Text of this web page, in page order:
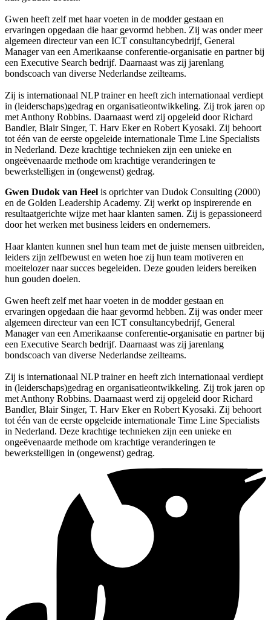
Gwen heeft zelf met haar voeten in de modder gestaan en
ervaringen opgedaan die haar gevormd hebben. Zij was onder meer
algemeen directeur van een ICT consultancybedrijf, General
Manager van een Amerikaanse conferentie-organisatie en partner bij
een Executive Search bedrijf. Daarnaast was zij jarenlang
bondscoach van diverse Nederlandse zeilteams.
Zij is internationaal NLP trainer en heeft zich internationaal verdiept
in (leiderschaps)gedrag en organisatieontwikkeling. Zij trok jaren op
met Anthony Robbins. Daarnaast werd zij opgeleid door Richard
Bandler, Blair Singer, T. Harv Eker en Robert Kyosaki. Zij behoort
tot één van de eerste opgeleide internationale Time Line Specialists
in Nederland. Deze krachtige technieken zijn een unieke en
ongeëvenaarde methode om krachtige veranderingen te
bewerkstelligen in (ongewenst) gedrag.
Gwen Dudok van Heel is oprichter van Dudok Consulting (2000)
en de Golden Leadership Academy. Zij werkt op inspirerende en
resultaatgerichte wijze met haar klanten samen. Zij is gepassioneerd
door het werken met business leiders en ondernemers.
Haar klanten kunnen snel hun team met de juiste mensen uitbreiden,
leiders zijn zelfbewust en weten hoe zij hun team motiveren en
moeitelozer naar succes begeleiden. Deze gouden leiders bereiken
hun gouden doelen.
Gwen heeft zelf met haar voeten in de modder gestaan en
ervaringen opgedaan die haar gevormd hebben. Zij was onder meer
algemeen directeur van een ICT consultancybedrijf, General
Manager van een Amerikaanse conferentie-organisatie en partner bij
een Executive Search bedrijf. Daarnaast was zij jarenlang
bondscoach van diverse Nederlandse zeilteams.
Zij is internationaal NLP trainer en heeft zich internationaal verdiept
in (leiderschaps)gedrag en organisatieontwikkeling. Zij trok jaren op
met Anthony Robbins. Daarnaast werd zij opgeleid door Richard
Bandler, Blair Singer, T. Harv Eker en Robert Kyosaki. Zij behoort
tot één van de eerste opgeleide internationale Time Line Specialists
in Nederland. Deze krachtige technieken zijn een unieke en
ongeëvenaarde methode om krachtige veranderingen te
bewerkstelligen in (ongewenst) gedrag.